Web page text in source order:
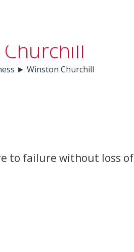
► Winston Churchill
to failure without loss of